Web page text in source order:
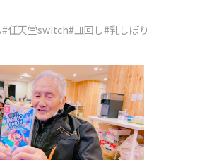
#任天堂switch#皿回し#乳しぼり